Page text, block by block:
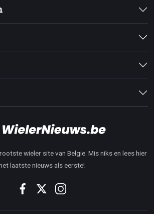
wieler site van Belgie. Mis niks en lees hier
laatste nieuws als eerste!